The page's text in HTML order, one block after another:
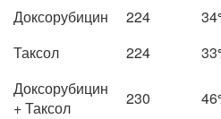
Доксорубицин
224
Таксол
224
Доксорубицин
+ Таксол
230